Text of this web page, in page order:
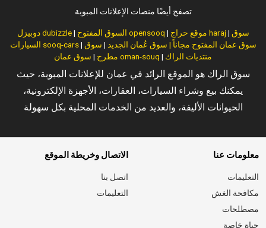
تصفح أيضًا منصات الإعلانات المبوبة
دوبيزل dubizzle| السوق المفتوح opensooq | موقع حراج haraj| سوق
السيارات sooq-cars| سوق عمان المفتوح مجاناً | سوق عُمان الجديد | سوق
مطرح | سوق عمان oman-souq | منتديات الراك
سوق الراك هو الموقع الرائد في عمان للإعلانات المبوبة، حيث
يمكنك بيع وشراء السيارات، العقارات، الأجهزة الإلكترونية،
الحيوانات الأليفة، والعديد من الخدمات المحلية بكل سهولة
معلومات عنا
التعليمات
مكافحة الغش
مصطلحات
حياة خاصة
الاتصال وخريطة الموقع
اتصل بنا
التعليمات